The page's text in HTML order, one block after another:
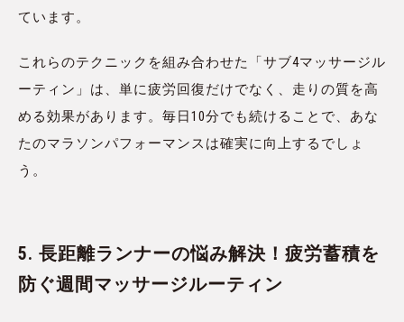
ています。
これらのテクニックを組み合わせた「サブ4マッサージル
ーティン」は、単に疲労回復だけでなく、走りの質を高
める効果があります。毎日10分でも続けることで、あな
たのマラソンパフォーマンスは確実に向上するでしょ
う。
5. 長距離ランナーの悩み解決！疲労蓄積を
防ぐ週間マッサージルーティン